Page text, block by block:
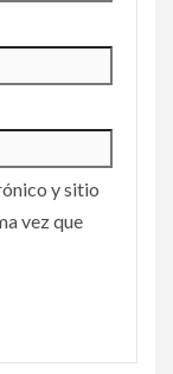
y sitio
vez que